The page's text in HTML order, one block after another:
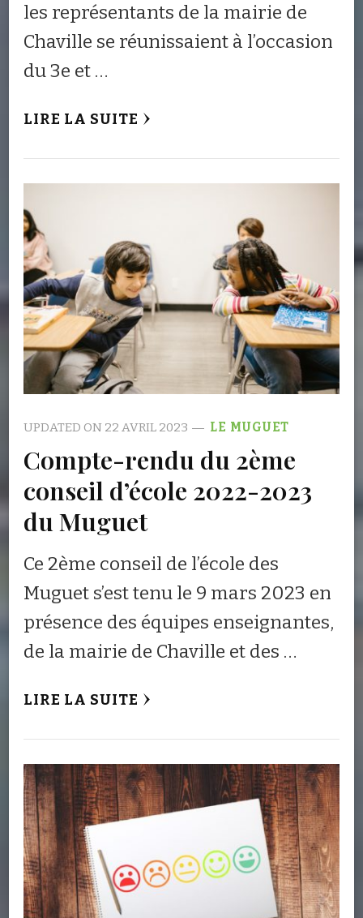
les représentants de la mairie de
Chaville se réunissaient à l’occasion
du 3e et …
LIRE LA SUITE
UPDATED ON 22 AVRIL 2023 LE MUGUET
Compte-rendu du 2ème
conseil d’école 2022-2023
du Muguet
Ce 2ème conseil de l’école des
Muguet s’est tenu le 9 mars 2023 en
présence des équipes enseignantes,
de la mairie de Chaville et des …
LIRE LA SUITE